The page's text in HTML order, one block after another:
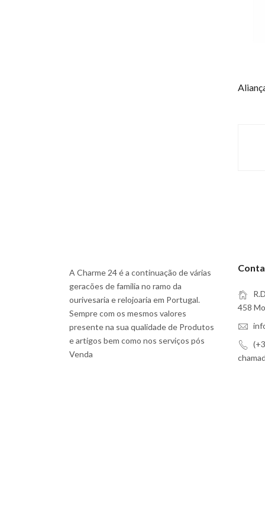
A Charme 24 é a continuação de várias
geracões de familia no ramo da
ourivesaria e relojoaria em Portugal.
Sempre com os mesmos valores
presente na sua qualidade de Produtos
e artigos bem como nos serviços pós
Venda
458